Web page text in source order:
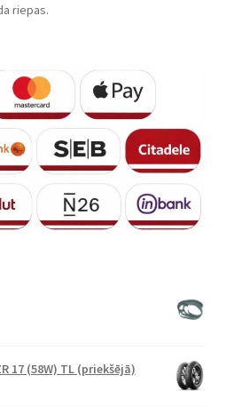
riepas.
17 (58W) TL (priekšējā)